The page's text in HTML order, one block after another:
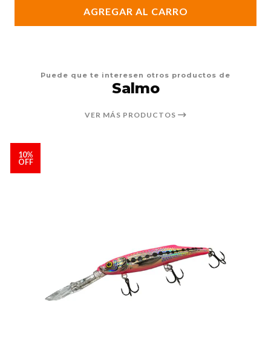
AGREGAR AL CARRO
Puede que te interesen otros productos de
Salmo
VER MÁS PRODUCTOS
10%
OFF